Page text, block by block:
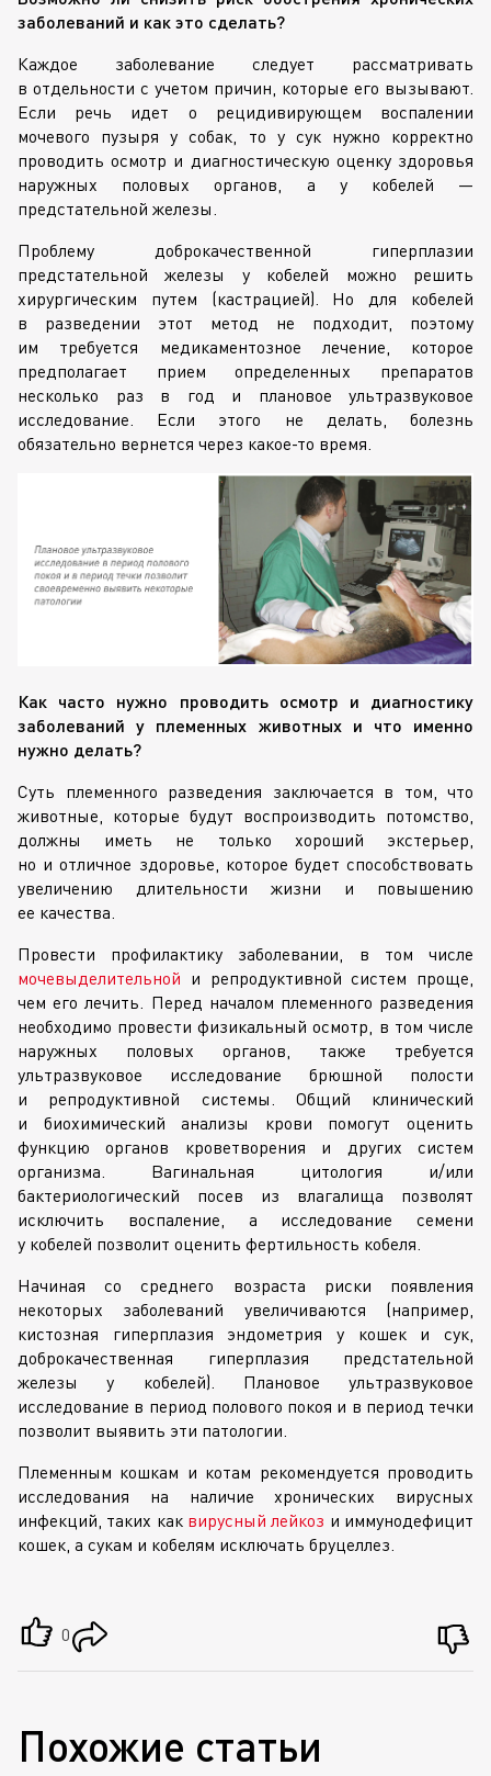
заболеваний и как это сделать?
Каждое заболевание следует рассматривать
в отдельности с учетом причин, которые его вызывают.
Если речь идет о рецидивирующем воспалении
мочевого пузыря у собак, то у сук нужно корректно
проводить осмотр и диагностическую оценку здоровья
наружных половых органов, а у кобелей —
предстательной железы.
Проблему доброкачественной гиперплазии
предстательной железы у кобелей можно решить
хирургическим путем (кастрацией). Но для кобелей
в разведении этот метод не подходит, поэтому
им требуется медикаментозное лечение, которое
предполагает прием определенных препаратов
несколько раз в год и плановое ультразвуковое
исследование. Если этого не делать, болезнь
обязательно вернется через какое-то время.
Как часто нужно проводить осмотр и диагностику
заболеваний у племенных животных и что именно
нужно делать?
Суть племенного разведения заключается в том, что
животные, которые будут воспроизводить потомство,
должны иметь не только хороший экстерьер,
но и отличное здоровье, которое будет способствовать
увеличению длительности жизни и повышению
ее качества.
Провести профилактику заболевании, в том числе
мочевыделительной и репродуктивной систем проще,
чем его лечить. Перед началом племенного разведения
необходимо провести физикальный осмотр, в том числе
наружных половых органов, также требуется
ультразвуковое исследование брюшной полости
и репродуктивной системы. Общий клинический
и биохимический анализы крови помогут оценить
функцию органов кроветворения и других систем
организма. Вагинальная цитология и/или
бактериологический посев из влагалища позволят
исключить воспаление, а исследование семени
у кобелей позволит оценить фертильность кобеля.
Начиная со среднего возраста риски появления
некоторых заболеваний увеличиваются (например,
кистозная гиперплазия эндометрия у кошек и сук,
доброкачественная гиперплазия предстательной
железы у кобелей). Плановое ультразвуковое
исследование в период полового покоя и в период течки
позволит выявить эти патологии.
Племенным кошкам и котам рекомендуется проводить
исследования на наличие хронических вирусных
инфекций, таких как вирусный лейкоз и иммунодефицит
кошек, а сукам и кобелям исключать бруцеллез.
0
Похожие статьи